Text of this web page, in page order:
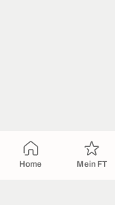
Home Mein FT